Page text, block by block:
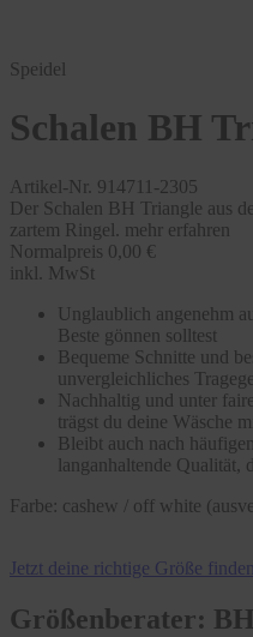
Speidel
Schalen BH
Artikel-Nr. 914711-2305
Der Schalen BH Triangle aus
zartem Ringel. mehr erfahren
Normalpreis 0,00 €
inkl. MwSt
Unglaublich angenehm
Beste gönnen solltest
Bequeme Schnitte und
unvergleichliches
Nachhaltig und unter
trägst du deine Wäsche
Bleibt auch nach
langanhaltende Qualität,
Farbe: cashew / off white
Jetzt deine richtige Größe finden
Größenberater: BH